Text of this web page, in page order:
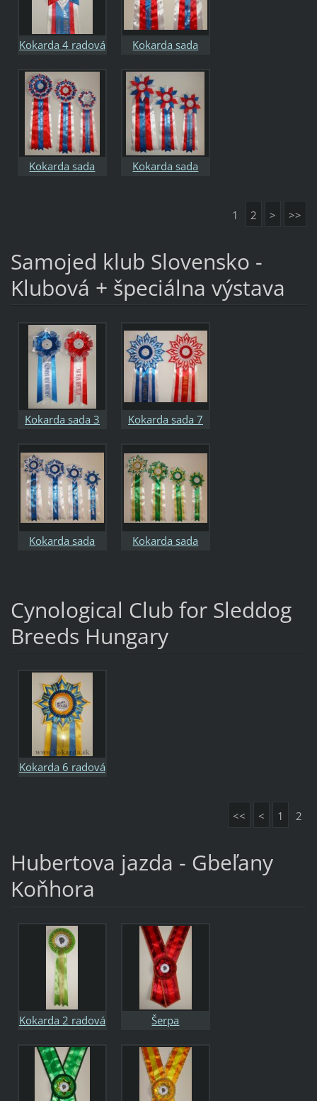
Kokarda 4 radová
Kokarda sada
Kokarda sada
Kokarda sada
1 2 > >>
Samojed klub Slovensko -
Klubová + špeciálna výstava
Kokarda sada 3
Kokarda sada 7
Kokarda sada Kokarda sada
Cynological Club for Sleddog
Breeds Hungary
Kokarda 6 radová
<< < 1 2
Hubertova jazda - Gbeľany
Koňhora
Kokarda 2 radová Šerpa